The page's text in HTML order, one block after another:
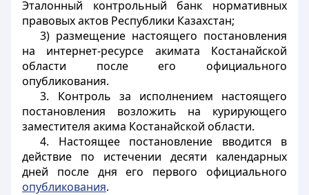
Эталонный контрольный банк нормативных
правовых актов Республики Казахстан;
3) размещение настоящего постановления
на интернет-ресурсе акимата Костанайской
области после его официального
опубликования.
3. Контроль за исполнением настоящего
постановления возложить на курирующего
заместителя акима Костанайской области.
4. Настоящее постановление вводится в
действие по истечении десяти календарных
дней после дня его первого официального
опубликования.